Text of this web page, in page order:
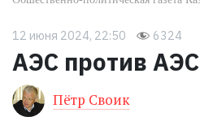
12 июня 2024, 22:50 6324
АЭС против АЭС
Пётр Своик